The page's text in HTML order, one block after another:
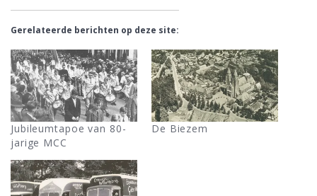
Gerelateerde berichten op deze site:
Jubileumtapoe van 80-
jarige MCC
De Biezem